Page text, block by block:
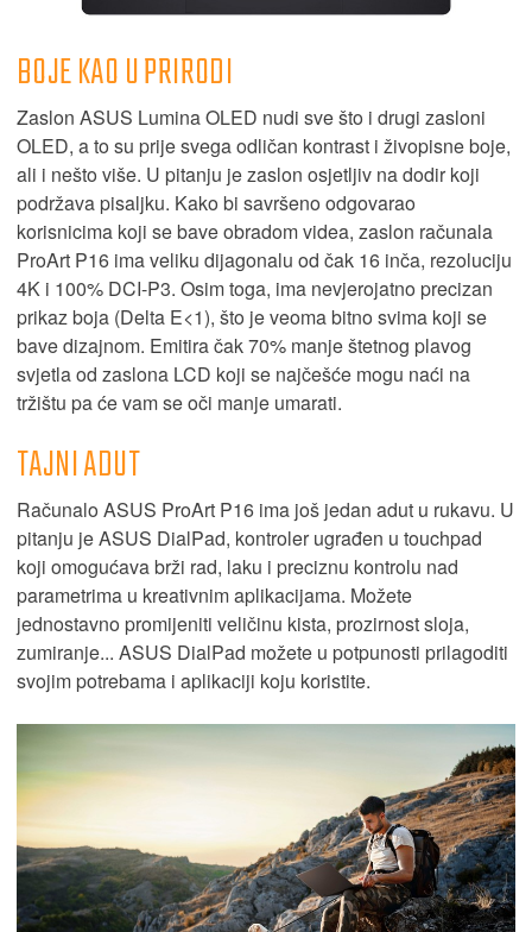
BOJE KAO U PRIRODI
Zaslon ASUS Lumina OLED nudi sve što i drugi zasloni
OLED, a to su prije svega odličan kontrast i živopisne boje,
ali i nešto više. U pitanju je zaslon osjetljiv na dodir koji
podržava pisaljku. Kako bi savršeno odgovarao
korisnicima koji se bave obradom videa, zaslon računala
ProArt P16 ima veliku dijagonalu od čak 16 inča, rezoluciju
4K i 100% DCI-P3. Osim toga, ima nevjerojatno precizan
prikaz boja (Delta E<1), što je veoma bitno svima koji se
bave dizajnom. Emitira čak 70% manje štetnog plavog
svjetla od zaslona LCD koji se najčešće mogu naći na
tržištu pa će vam se oči manje umarati.
TAJNI ADUT
Računalo ASUS ProArt P16 ima još jedan adut u rukavu. U
pitanju je ASUS DialPad, kontroler ugrađen u touchpad
koji omogućava brži rad, laku i preciznu kontrolu nad
parametrima u kreativnim aplikacijama. Možete
jednostavno promijeniti veličinu kista, prozirnost sloja,
zumiranje... ASUS DialPad možete u potpunosti prilagoditi
svojim potrebama i aplikaciji koju koristite.